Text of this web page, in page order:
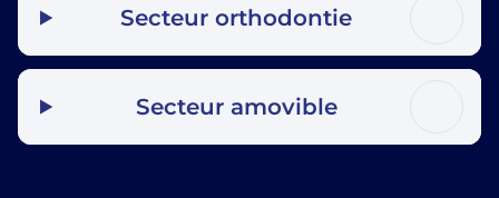
Secteur orthodontie
Secteur amovible